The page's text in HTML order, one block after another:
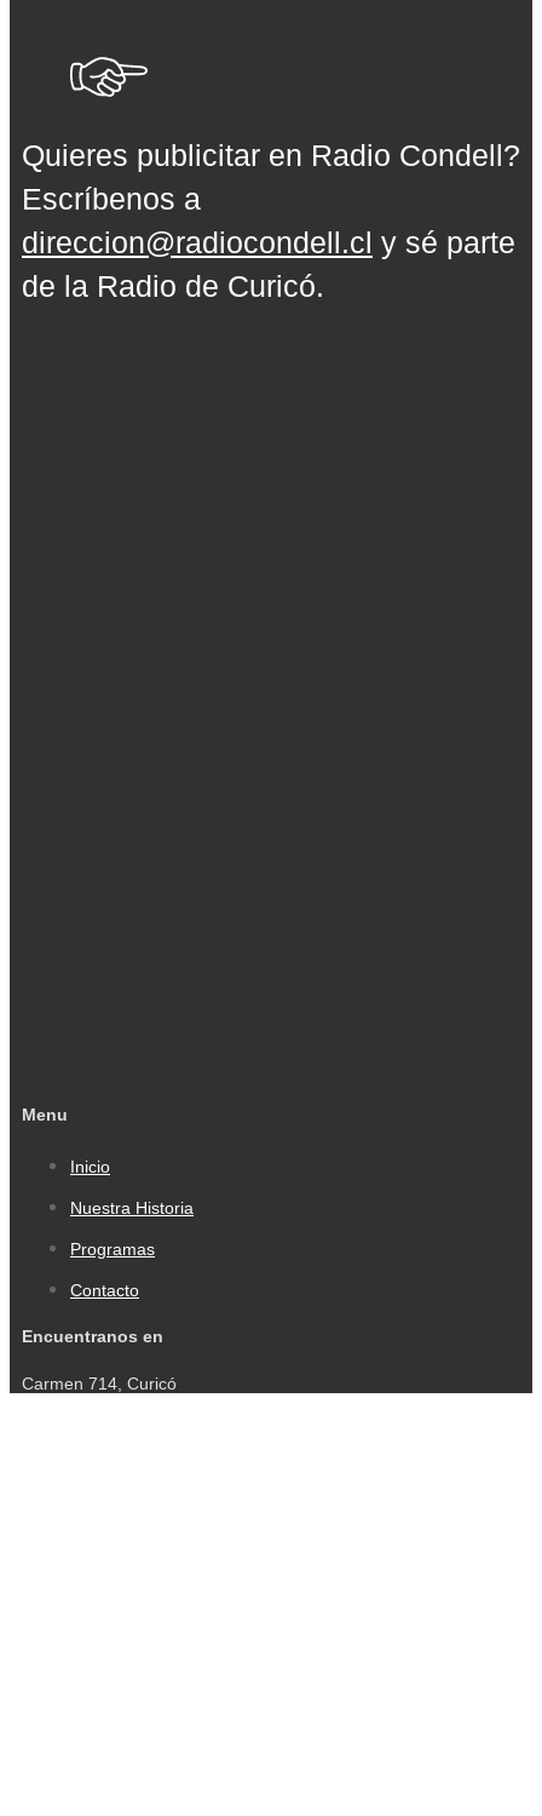
Quieres publicitar en Radio Condell?
Escríbenos a
direccion@radiocondell.cl y sé parte
de la Radio de Curicó.
Menu
Inicio
Nuestra Historia
Programas
Contacto
Encuentranos en
Carmen 714, Curicó